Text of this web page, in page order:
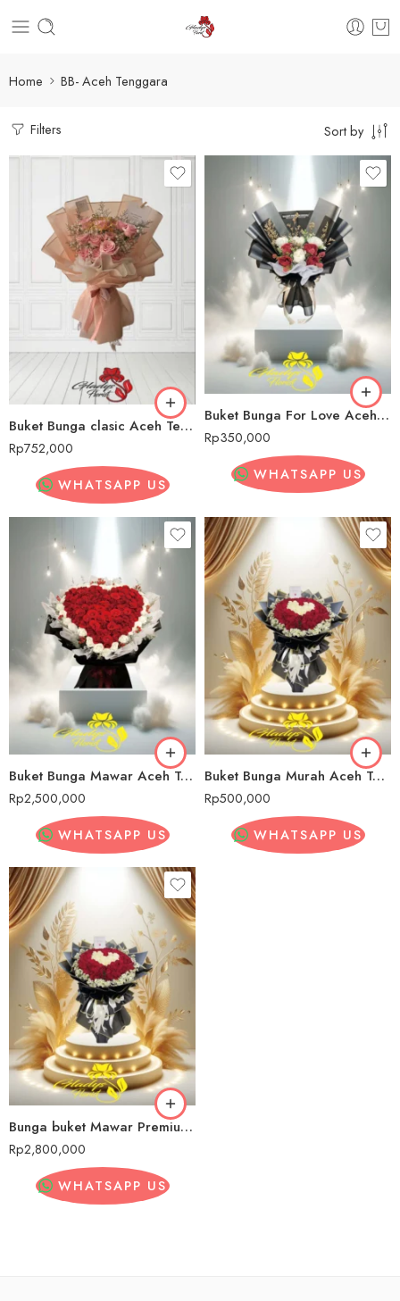
Home BB- Aceh Tenggara
Filters Sort by
Buket Bunga clasic Aceh Tenggara
Rp752,000
WHATSAPP US
Buket Bunga For Love Aceh Tenggara
Rp350,000
WHATSAPP US
Buket Bunga Mawar Aceh Tenggara
Rp2,500,000
WHATSAPP US
Buket Bunga Murah Aceh Tenggara
Rp500,000
WHATSAPP US
Bunga buket Mawar Premium Aceh Tenggara
Rp2,800,000
WHATSAPP US